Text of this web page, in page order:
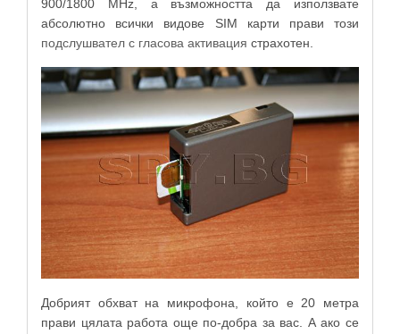
900/1800 MHz, а възможността да използвате
абсолютно всички видове SIM карти прави този
подслушвател с гласова активация страхотен.
Добрият обхват на микрофона, който е 20 метра
прави цялата работа още по-добра за вас. А ако се